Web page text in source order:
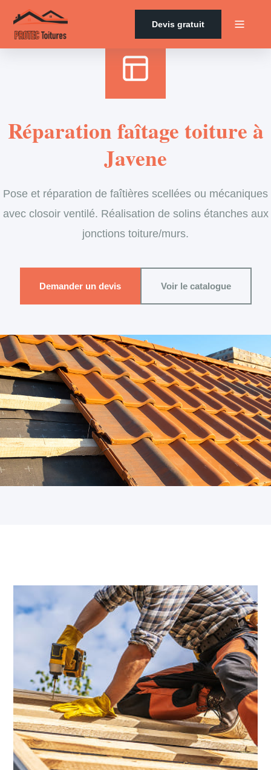
Devis gratuit
Réparation faîtage toiture à
Javene
Pose et réparation de faîtières scellées ou mécaniques
avec closoir ventilé. Réalisation de solins étanches aux
jonctions toiture/murs.
Demander un devis Voir le catalogue